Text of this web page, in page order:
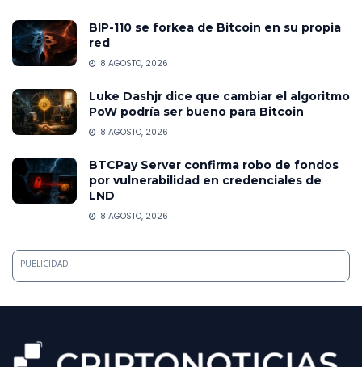
BIP-110 se forkea de Bitcoin en su propia
red
8 AGOSTO, 2026
Luke Dashjr dice que cambiar el algoritmo
PoW podría ser bueno para Bitcoin
8 AGOSTO, 2026
BTCPay Server confirma robo de fondos
por vulnerabilidad en credenciales de
LND
8 AGOSTO, 2026
PUBLICIDAD